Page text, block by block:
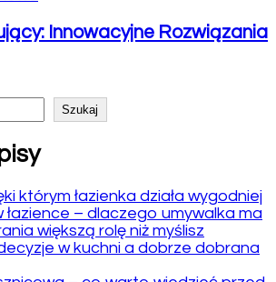
Innowacyjne Rozwiązania
Szukaj
którym łazienka działa wygodniej
łazience – dlaczego umywalka ma
większą rolę niż myślisz
w kuchni a dobrze dobrana